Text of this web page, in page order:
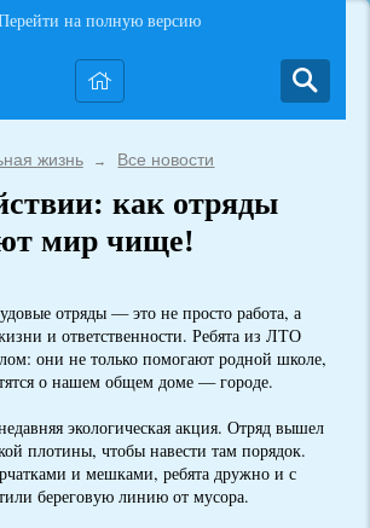
на полную версию
жизнь → Все новости
как отряды
мир чище!
отряды — это не просто работа, а
и ответственности. Ребята из ЛТО
они не только помогают родной школе,
о нашем общем доме — городе.
экологическая акция. Отряд вышел
плотины, чтобы навести там порядок.
и мешками, ребята дружно и с
береговую линию от мусора.